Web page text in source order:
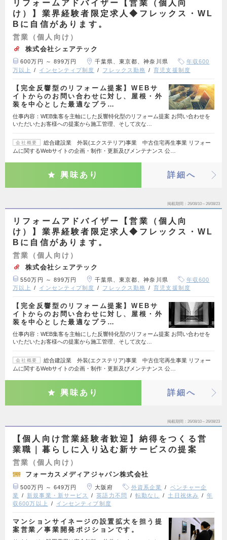
リフォームアドバイザー【営業（個人向
け）】業界経験者限定求人◆フレックス・WL
Bに自信があります。
営業（個人向け）
株式会社シェアテック
600万円 ～ 899万円 千葉県、東京都、神奈川県
年収600
万以上
インセンティブ制度 フレックス勤務 育児支援制度
【完全反響型のリフォーム提案】WEBサ
イトからのお問い合わせに対し、屋根・外
装を中心とした最適なプラ…
仕事内容：WEB集客を主軸にした反響特化型のリフォーム提案 お問い合わせを
いただいたお客様への提案から施工管理、そして次な…
会社概要
総合建設業 外装(エクステリア)事業 中古住宅再生事業 リフォー
ムに関するWebサイトの企画・制作・更新及びメンテナンス 公…
興味あり 詳細へ
掲載期間 26/08/10～26/08/23
リフォームアドバイザー【営業（個人向
け）】業界経験者限定求人◆フレックス・WL
Bに自信があります。
営業（個人向け）
株式会社シェアテック
550万円 ～ 899万円 千葉県、東京都、神奈川県
年収600
万以上
インセンティブ制度 フレックス勤務 育児支援制度
【完全反響型のリフォーム提案】WEBサ
イトからのお問い合わせに対し、屋根・外
装を中心とした最適なプラ…
仕事内容：WEB集客を主軸にした反響特化型のリフォーム提案 お問い合わせを
いただいたお客様への提案から施工管理、そして次な…
会社概要
総合建設業 外装(エクステリア)事業 中古住宅再生事業 リフォー
ムに関するWebサイトの企画・制作・更新及びメンテナンス 公…
興味あり 詳細へ
掲載期間 26/08/10～26/08/23
【個人向け営業経験者歓迎】納得をつくる営
業職｜暮らしに入り込む新サービスの提案
営業（個人向け）
フォーカスメディアジャパン株式会社
500万円 ～ 649万円 大阪府 外資系企業
ベンチャー企
業
新規事業・新サービス 英語力不問 転勤なし 土日祝休み
年
収600万以上
インセンティブ制度
マンションサイネージの設置拡大を担う提
案営業／事業開発ポジションです。